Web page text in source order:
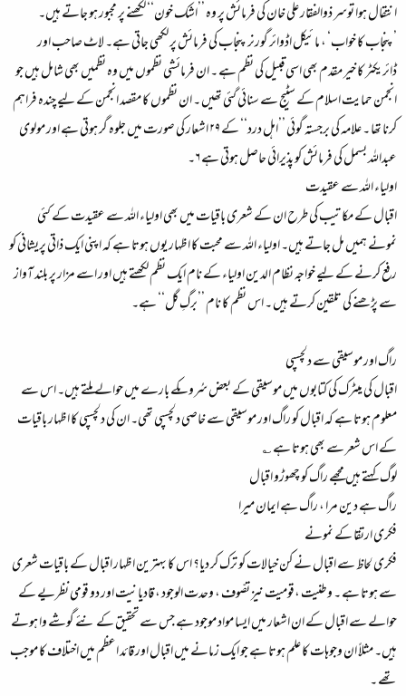
انتقال ہوا توسر ذوالفقار علی خان کی فرمائش پر وہ ’’اشک خون‘‘ لکھنے پر مجبور ہو جاتے ہیں۔
’پنجاب کا خواب‘ ، مائیکل اڈوائر گورنر پنجاب کی فرمائش پر لکھی جاتی ہے۔ لاٹ صاحب اور
ڈائریکٹر کا خیر مقدم بھی اسی قبیل کی نظم ہے ۔ ان فرمائشی نظموں میں وہ نظمیں بھی شامل ہیں جو
انجمن حمایت اسلام کے سٹیج سے سنائی گئی تھیں ۔ ان نظموں کا مقصد انجمن کے لیے چندہ فراہم
کرنا تھا ۔ علامہ کی برجستہ گوئی ’’اہل درد‘‘ کے ۲۹ اشعار کی صورت میں جلوہ گر ہوتی ہے اور مولوی
عبداللہ بسمل کی فرمائش کو پذیرائی حاصل ہوتی ہے ۶۔
اولیاء اللہ سے عقیدت
اقبال کے مکاتیب کی طرح ان کے شعری باقیات میں بھی اولیاء اللہ سے عقیدت کے کئی
نمونے ہمیں مل جاتے ہیں۔ اولیاء اللہ سے محبت کا اظہار یوں ہوتا ہے کہ اپنی ایک ذاتی پریشانی کو
رفع کرنے کے لیے خواجہ نظام الدین اولیاء کے نام ایک نظم لکھتے ہیں اور اسے مزار پر بلند آواز
سے پڑھنے کی تلقین کرتے ہیں ۔ اس نظم کا نام ’’برگِ گل‘‘ ہے۔
راگ اور موسیقی سے دلچسپی
اقبال کی میٹرک کی کتابوں میں موسیقی کے بعض سُروںکے بارے میں حوالے ملتے ہیں۔ اس سے
معلوم ہوتا ہے کہ اقبال کو راگ اور موسیقی سے خاصی دلچسپی تھی۔ ان کی دلچسپی کا اظہار باقیات
کے اس شعر سے بھی ہوتا ہے ؎
لوگ کہتے ہیں مجھے راگ کو چھوڑو اقبال
راگ ہے دین مرا ، راگ ہے ایمان میرا
فکری ارتقا کے نمونے
فکری لحاظ سے اقبال نے کن خیالات کو ترک کر دیا؟ اس کا بہترین اظہار اقبال کے باقیات شعری
سے ہوتا ہے ۔ وطنیت ،قومیت نیز تصّوف ، وحدت الوجود ، قادیانیت اور دو قومی نظریے کے
حوالے سے اقبال کے ان اشعار میں ایسا مواد موجود ہے جس سے تحقیق کے نئے گوشے وا ہوتے
ہیں۔ مثلاً ان وجوہات کا علم ہوتا ہے جو ایک زمانے میں اقبال اور قائد اعظم میں اختلاف کا موجب
تھے ۔